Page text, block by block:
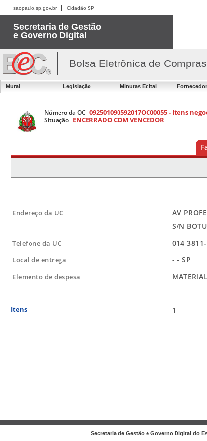
saopaulo.sp.gov.br Cidadão SP
Secretaria de Gestão
e Governo Digital
Bolsa Eletrônica de
Mural Legislação Minutas Edital
Número da OC 092501090592017OC00055 - Itens
Situação ENCERRADO COM VENCEDOR
Endereço da UC
AV
S/N
Telefone da UC 014
Local de entrega - - SP
Elemento de despesa
Itens 1
Secretaria de Gestão e Governo Digital do